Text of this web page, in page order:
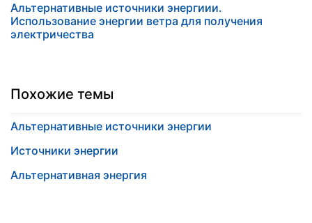
Альтернативные источники энергиии.
Использование энергии ветра для получения
электричества
Похожие темы
Альтернативные источники энергии
Источники энергии
Альтернативная энергия